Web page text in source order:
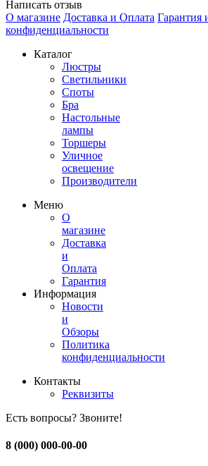
Написать отзыв
О магазине Доставка и Оплата Гарантия
конфиденциальности
Каталог
Люстры
Светильники
Споты
Бра
Настольные
лампы
Торшеры
Уличное
освещение
Производители
Меню
О
магазине
Доставка
и
Оплата
Гарантия
Информация
Новости
и
Обзоры
Политика
конфиденциальности
Контакты
Реквизиты
Есть вопросы? Звоните!
8 (000) 000-00-00